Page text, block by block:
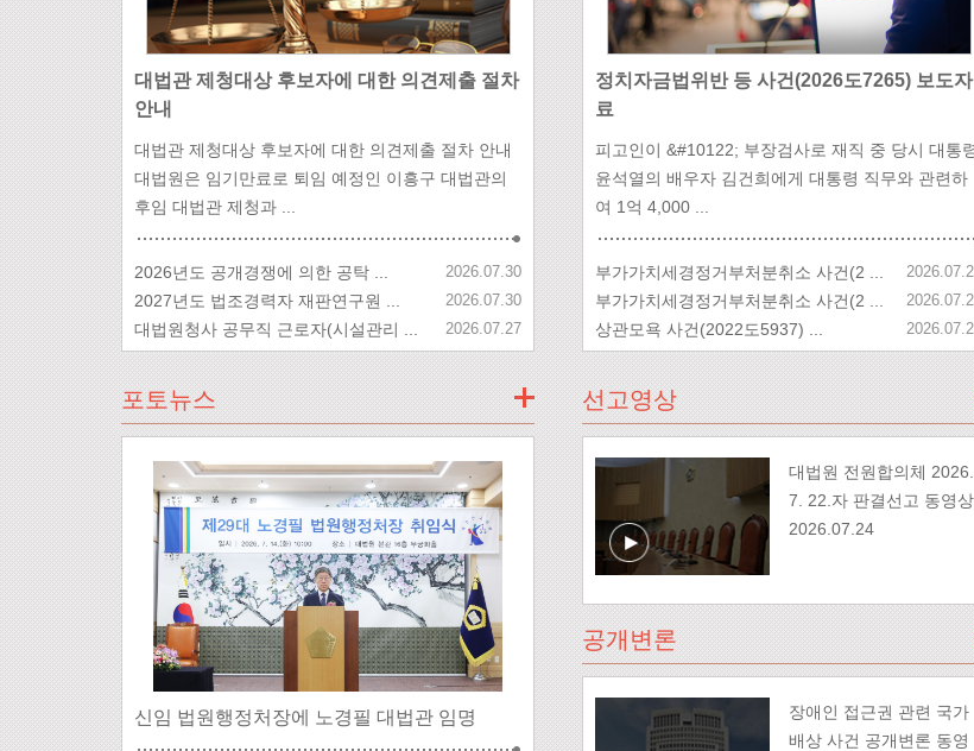
대법관 제청대상 후보자에 대한 의견제출 절차
안내
대법관 제청대상 후보자에 대한 의견제출 절차 안내
대법원은 임기만료로 퇴임 예정인 이흥구 대법관의
후임 대법관 제청과 ...
2026년도 공개경쟁에 의한 공탁 ... 2026.07.30
2027년도 법조경력자 재판연구원 ... 2026.07.30
대법원청사 공무직 근로자(시설관리 ... 2026.07.27
정치자금법위반 등 사건(2026도7265) 보도자
료
피고인이 &#10122; 부장검사로 재직 중 당시 대통
윤석열의 배우자 김건희에게 대통령 직무와 관련하
여 1억 4,000 ...
부가가치세경정거부처분취소 사건(2 ...
부가가치세경정거부처분취소 사건(2 ...
상관모욕 사건(2022도5937) ...
포토뉴스
신임 법원행정처장에 노경필 대법관 임명
선고영상
대법원 전원합의체 2026.
7. 22.자 판결선고 동영상
2026.07.24
공개변론
장애인 접근권 관련 국가
배상 사건 공개변론 동영